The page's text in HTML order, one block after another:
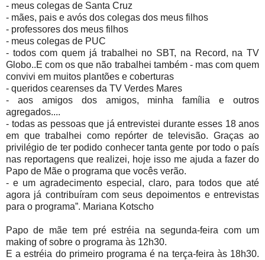
- meus colegas de Santa Cruz
- mães, pais e avós dos colegas dos meus filhos
- professores dos meus filhos
- meus colegas de PUC
- todos com quem já trabalhei no SBT, na Record, na TV
Globo..E com os que não trabalhei também - mas com quem
convivi em muitos plantões e coberturas
- queridos cearenses da TV Verdes Mares
- aos amigos dos amigos, minha família e outros
agregados....
- todas as pessoas que já entrevistei durante esses 18 anos
em que trabalhei como repórter de televisão. Graças ao
privilégio de ter podido conhecer tanta gente por todo o país
nas reportagens que realizei, hoje isso me ajuda a fazer do
Papo de Mãe o programa que vocês verão.
- e um agradecimento especial, claro, para todos que até
agora já contribuíram com seus depoimentos e entrevistas
para o programa”. Mariana Kotscho
Papo de mãe tem pré estréia na segunda-feira com um
making of sobre o programa às 12h30.
E a estréia do primeiro programa é na terça-feira às 18h30.